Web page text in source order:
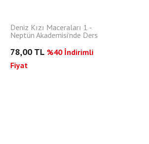
Deniz Kızı Maceraları 1 -
Neptün Akademisi’nde Ders
Başlıyor
78,00 TL %40 İndirimli
Fiyat